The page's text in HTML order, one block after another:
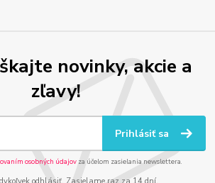
novinky, akcie a
zľavy!
Prihlásiť sa
osobných údajov za účelom zasielania newslettera.